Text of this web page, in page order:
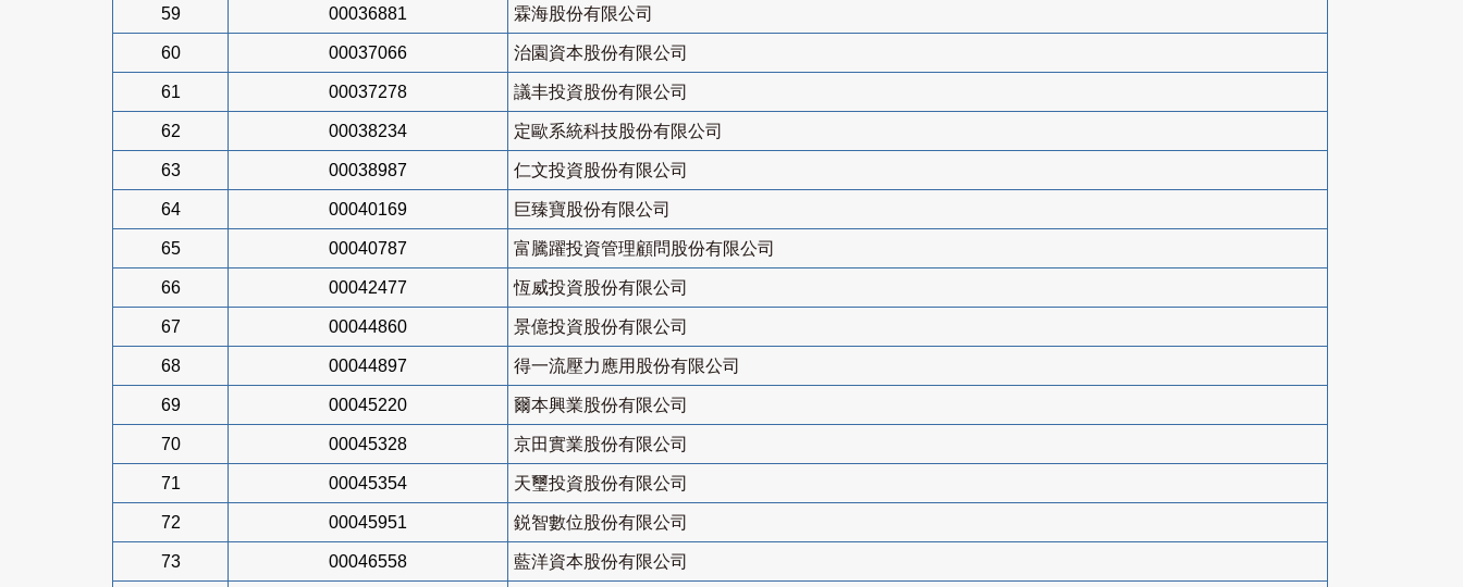
59 00036881 霖海股份有限公司
60 00037066 治園資本股份有限公司
61 00037278 議丰投資股份有限公司
62 00038234 定歐系統科技股份有限公司
63 00038987 仁文投資股份有限公司
64 00040169 巨臻寶股份有限公司
65 00040787 富騰躍投資管理顧問股份有限公司
66 00042477 恆威投資股份有限公司
67 00044860 景億投資股份有限公司
68 00044897 得一流壓力應用股份有限公司
69 00045220 爾本興業股份有限公司
70 00045328 京田實業股份有限公司
71 00045354 天璽投資股份有限公司
72 00045951 鋭智數位股份有限公司
73 00046558 藍洋資本股份有限公司